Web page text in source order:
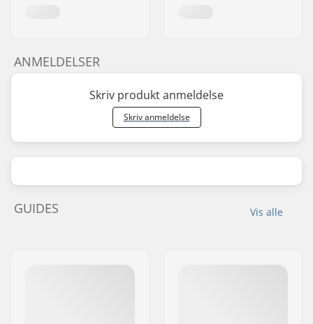
ANMELDELSER
Skriv produkt anmeldelse
Skriv anmeldelse
Vis alle
GUIDES